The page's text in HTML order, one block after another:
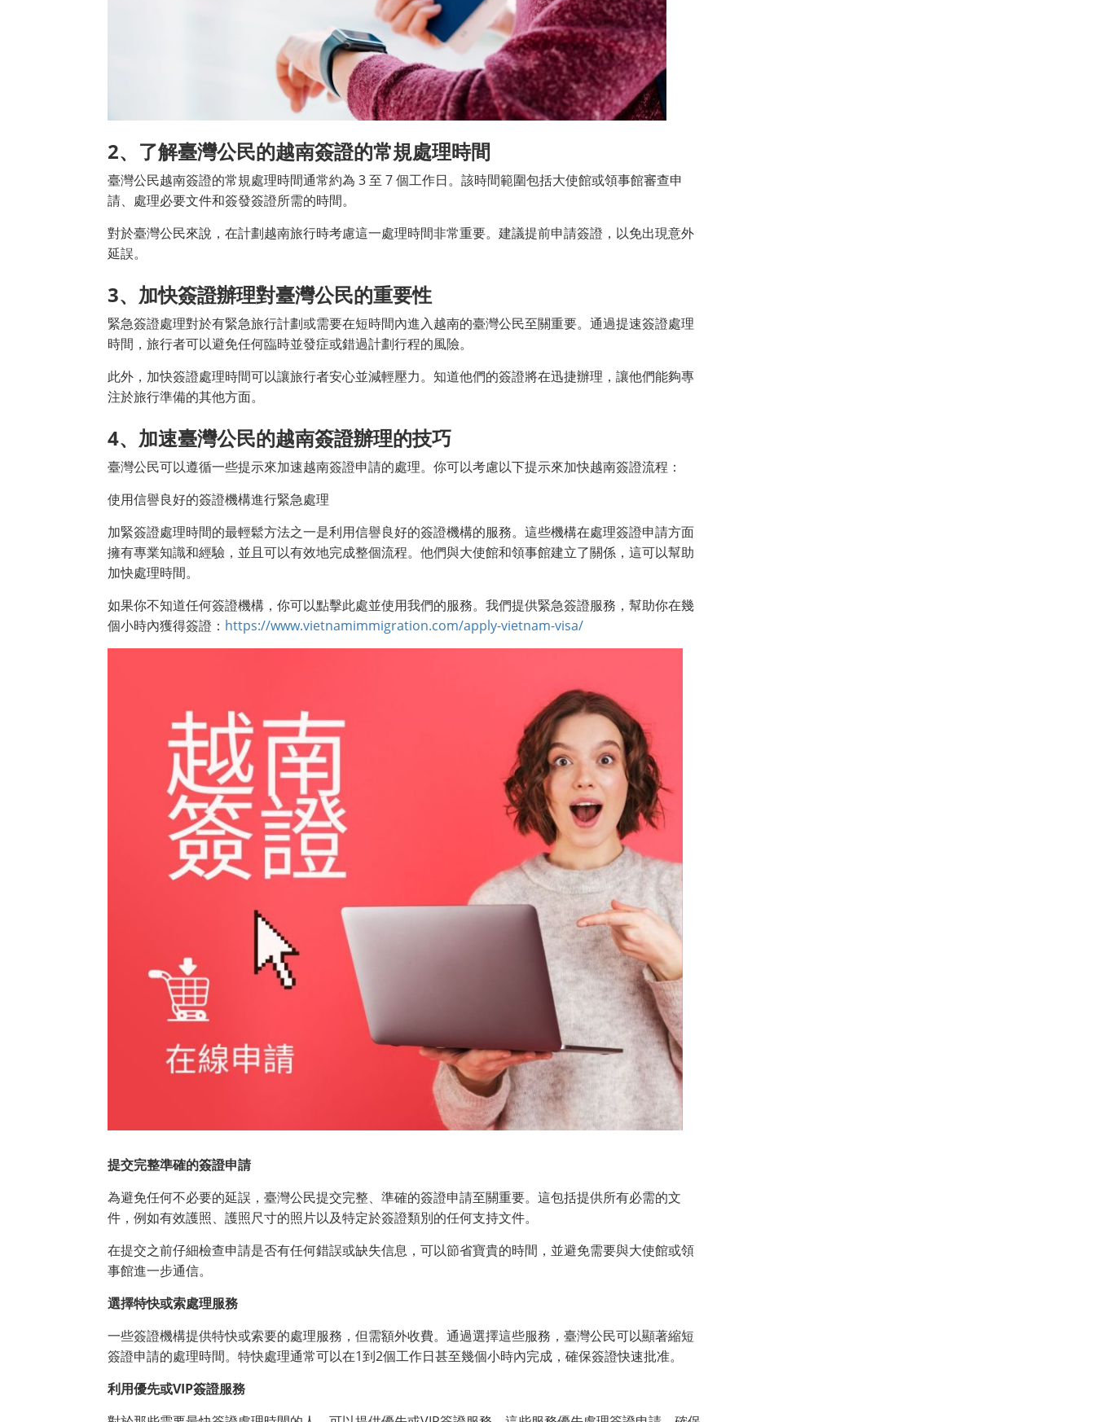
2、了解臺灣公民的越南簽證的常規處理時間
臺灣公民越南簽證的常規處理時間通常約為 3 至 7 個工作日。該時間範圍包括大使館或領事館審查申
請、處理必要文件和簽發簽證所需的時間。
對於臺灣公民來說，在計劃越南旅行時考慮這一處理時間非常重要。建議提前申請簽證，以免出現意外
延誤。
3、加快簽證辦理對臺灣公民的重要性
緊急簽證處理對於有緊急旅行計劃或需要在短時間內進入越南的臺灣公民至關重要。通過提速簽證處理
時間，旅行者可以避免任何臨時並發症或錯過計劃行程的風險。
此外，加快簽證處理時間可以讓旅行者安心並減輕壓力。知道他們的簽證將在迅捷辦理，讓他們能夠專
注於旅行準備的其他方面。
4、加速臺灣公民的越南簽證辦理的技巧
臺灣公民可以遵循一些提示來加速越南簽證申請的處理。你可以考慮以下提示來加快越南簽證流程：
使用信譽良好的簽證機構進行緊急處理
加緊簽證處理時間的最輕鬆方法之一是利用信譽良好的簽證機構的服務。這些機構在處理簽證申請方面
擁有專業知識和經驗，並且可以有效地完成整個流程。他們與大使館和領事館建立了關係，這可以幫助
加快處理時間。
如果你不知道任何簽證機構，你可以點擊此處並使用我們的服務。我們提供緊急簽證服務，幫助你在幾
個小時內獲得簽證： https://www.vietnamimmigration.com/apply-vietnam-visa/
提交完整準確的簽證申請
為避免任何不必要的延誤，臺灣公民提交完整、準確的簽證申請至關重要。這包括提供所有必需的文
件，例如有效護照、護照尺寸的照片以及特定於簽證類別的任何支持文件。
在提交之前仔細檢查申請是否有任何錯誤或缺失信息，可以節省寶貴的時間，並避免需要與大使館或領
事館進一步通信。
選擇特快或索處理服務
一些簽證機構提供特快或索要的處理服務，但需額外收費。通過選擇這些服務，臺灣公民可以顯著縮短
簽證申請的處理時間。特快處理通常可以在1到2個工作日甚至幾個小時內完成，確保簽證快速批准。
利用優先或VIP簽證服務